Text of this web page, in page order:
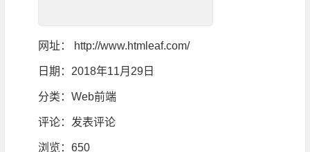
网址： http://www.htmleaf.com/
日期：2018年11月29日
分类： Web前端
评论： 发表评论
浏览 ：650